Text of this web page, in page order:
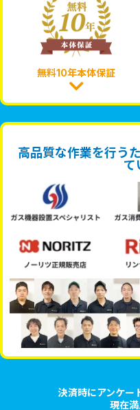
無料10年本体保証
高品質な作業を行う
て
決済時にアンケー
現在